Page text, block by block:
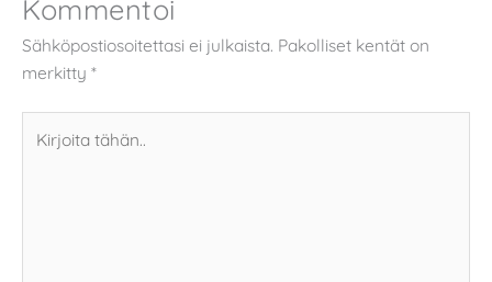
Kommentoi
Sähköpostiosoitettasi ei julkaista. Pakolliset kentät on
merkitty *
tähän..